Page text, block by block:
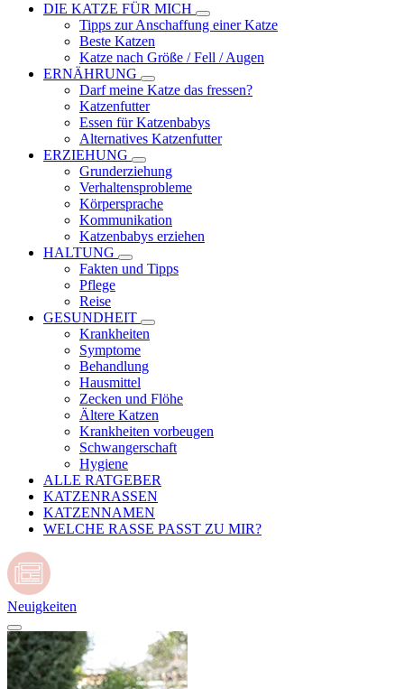
DIE KATZE FÜR MICH
Tipps zur Anschaffung einer Katze
Beste Katzen
Katze nach Größe / Fell / Augen
ERNÄHRUNG
Darf meine Katze das fressen?
Katzenfutter
Essen für Katzenbabys
Alternatives Katzenfutter
ERZIEHUNG
Grunderziehung
Verhaltensprobleme
Körpersprache
Kommunikation
Katzenbabys erziehen
HALTUNG
Fakten und Tipps
Pflege
Reise
GESUNDHEIT
Krankheiten
Symptome
Behandlung
Hausmittel
Zecken und Flöhe
Ältere Katzen
Krankheiten vorbeugen
Schwangerschaft
Hygiene
ALLE RATGEBER
KATZENRASSEN
KATZENNAMEN
WELCHE RASSE PASST ZU MIR?
Neuigkeiten